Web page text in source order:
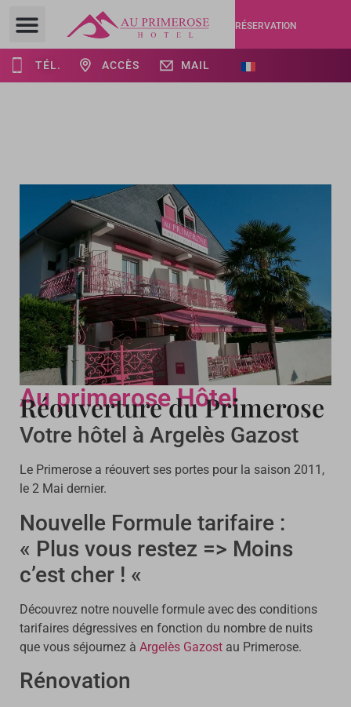
RÉSERVATION
TÉL. ACCÈS MAIL
Au primerose Hôtel
Réouverture du Primerose
Votre hôtel à Argelès Gazost
Le Primerose a réouvert ses portes pour la saison 2011,
le 2 Mai dernier.
Nouvelle Formule tarifaire :
« Plus vous restez => Moins
c’est cher ! «
Découvrez notre nouvelle formule avec des conditions
tarifaires dégressives en fonction du nombre de nuits
que vous séjournez à Argelès Gazost au Primerose.
Rénovation